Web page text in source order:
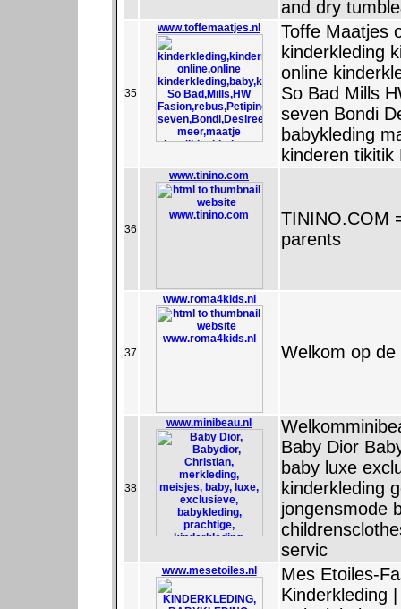
and dry
35
www.toffemaatjes.nl
Toffe Maatjes
kinderkleding
online
So Bad Mills
seven Bondi
babykleding
kinderen
36
www.tinino.com
TININO.COM
parents
37
www.roma4kids.nl
Welkom op
38
www.minibeau.nl
Baby Dior
baby luxe
kinderkleding
jongensmode
servic
www.mesetoiles.nl
Mes Etoiles-
Kinderkleding